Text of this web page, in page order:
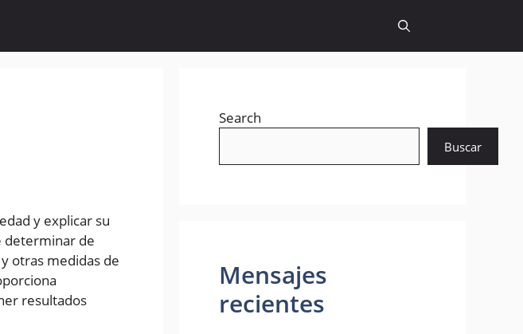
y explicar su
determinar de
otras medidas de
resultados
Search
Buscar
Mensajes
recientes